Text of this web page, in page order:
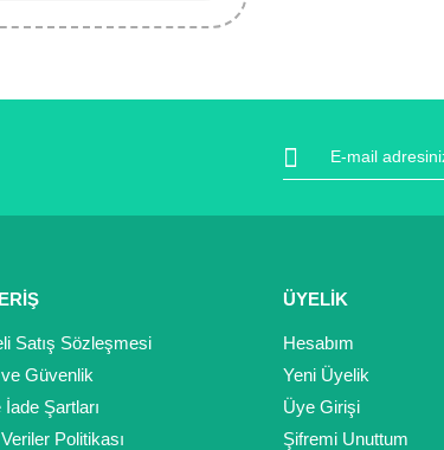
Satış Sözleşmesi
Güvenlik
Şartları
Politikası
ÜYELİK
Hesabım
Yeni Üyelik
Üye Girişi
Şifremi Unuttum